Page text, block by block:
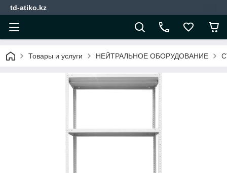
td-atiko.kz
Товары и услуги НЕЙТРАЛЬНОЕ ОБОРУДОВАНИЕ